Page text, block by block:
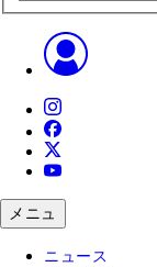
メニュ
ニュース